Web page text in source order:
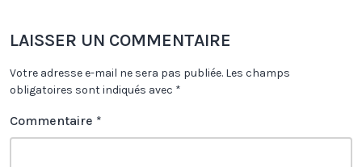
LAISSER UN COMMENTAIRE
Votre adresse e-mail ne sera pas publiée. Les champs
obligatoires sont indiqués avec *
Commentaire *